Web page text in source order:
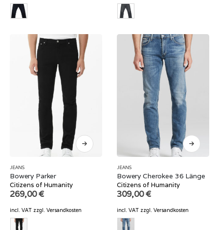
JEANS
Bowery Parker
Citizens of Humanity
269,00€
incl. VAT zzgl. Versandkosten
JEANS
Bowery Cherokee 36 Länge
Citizens of Humanity
309,00€
incl. VAT zzgl. Versandkosten